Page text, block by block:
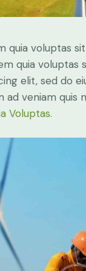
quia voluptas
quia voluptas
elit, sed do
ad veniam quis
Voluptas.